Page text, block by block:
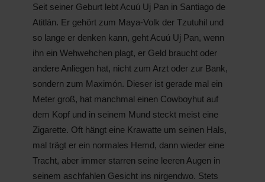
Seit seiner Geburt lebt Acuú Uj Pan in Santiago de
Atitlán. Er gehört zum Maya-Volk der Tzutuhil und
so lange er denken kann, geht Acuú Uj Pan, wenn
ihn ein Wehwehchen plagt, er Geld braucht oder
andere Anliegen hat, nicht zum Arzt oder zur Bank,
sondern zum Maximón. Dieser ist gerade mal ein
Meter groß, hat manchmal einen Cowboyhut auf
dem Kopf und in seinem Mund steckt meist eine
Zigarette. Oft hängt eine Krawatte um seinen Hals,
mal trägt er ein normales Hemd, dann wieder eine
Tracht, aber immer starren seine leeren Augen in
seinem aschfahlen Gesicht ins nirgendwo. Stets